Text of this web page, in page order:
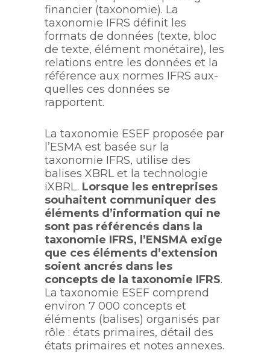
financier (taxonomie). La
taxonomie IFRS définit les
formats de données (texte, bloc
de texte, élément monétaire), les
relations entre les données et la
référence aux normes IFRS aux-
quelles ces données se
rapportent.
La taxonomie ESEF proposée par
l’ESMA est basée sur la
taxonomie IFRS, utilise des
balises XBRL et la technologie
iXBRL. Lorsque les entreprises
souhaitent communiquer des
éléments d’information qui ne
sont pas référencés dans la
taxonomie IFRS, l’ENSMA exige
que ces éléments d’extension
soient ancrés dans les
concepts de la taxonomie IFRS.
La taxonomie ESEF comprend
environ 7 000 concepts et
éléments (balises) organisés par
rôle : états primaires, détail des
états primaires et notes annexes.